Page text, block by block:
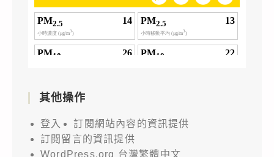
其他操作
登入
訂閱網站內容的資訊提供
訂閱留言的資訊提供
WordPress.org 台灣繁體中文